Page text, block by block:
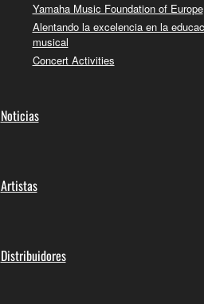
Yamaha Music Foundation of Europe
Alentando la excelencia en la
musical
Concert Activities
Noticias
Artistas
Distribuidores